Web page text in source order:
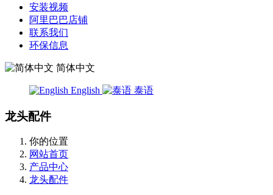
安装视频
阿里巴巴店铺
联系我们
环保信息
简体中文
English 泰语
龙头配件
你的位置
网站首页
产品中心
龙头配件